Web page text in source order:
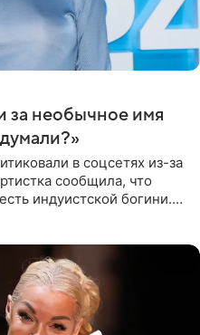
за необычное имя
в соцсетях из-за
сообщила, что
индуистской богини.